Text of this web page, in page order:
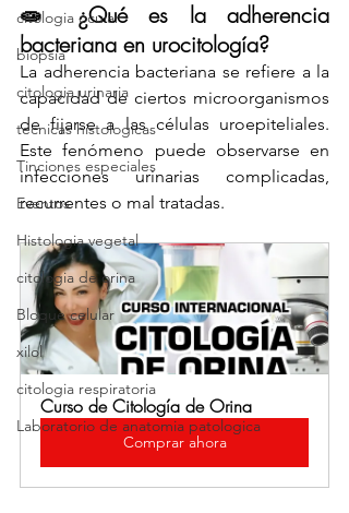
citologia ocular
biopsia
citologia urinaria
tecnicas histologicas
Tinciones especiales
Eventos
Histologia vegetal
citologia de orina
Bloque celular
xilol
citologia respiratoria
Laboratorio de anatomia patologica
🧫 ¿Qué es la adherencia
bacteriana en urocitología?
La adherencia bacteriana se refiere a la
capacidad de ciertos microorganismos
de fijarse a las células uroepiteliales.
Este fenómeno puede observarse en
infecciones urinarias complicadas,
recurrentes o mal tratadas.
Curso de Citología de Orina
Comprar ahora